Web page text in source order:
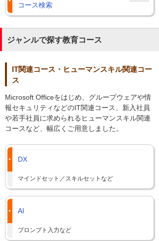
コース検索
ジャンルで探す教育コース
IT関連コース・ヒューマンスキル関連コー
ス
Microsoft Officeをはじめ、グループウェアや情
報セキュリティなどのIT関連コース、新入社員
や若手社員に求められるヒューマンスキル関連
コースなど、幅広くご用意しました。
DX
マインドセット／スキルセットなど
AI
プロンプト入力など